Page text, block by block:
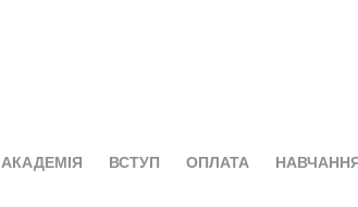
АКАДЕМІЯ ВСТУП ОПЛАТА